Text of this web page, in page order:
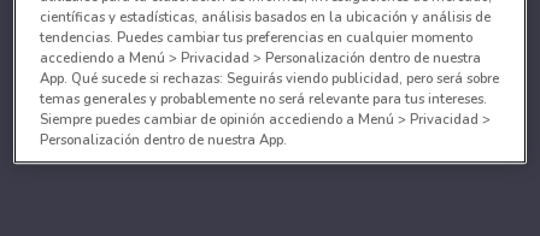
científicas y estadísticas, análisis basados en la ubicación y análisis de
tendencias. Puedes cambiar tus preferencias en cualquier momento
accediendo a Menú > Privacidad > Personalización dentro de nuestra
App. Qué sucede si rechazas: Seguirás viendo publicidad, pero será sobre
temas generales y probablemente no será relevante para tus intereses.
Siempre puedes cambiar de opinión accediendo a Menú > Privacidad >
Personalización dentro de nuestra App.